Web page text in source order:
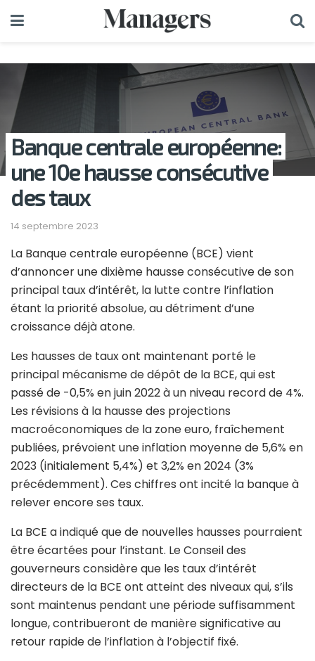
Banque centrale européenne:
une 10e hausse consécutive
des taux
14 septembre 2023
La Banque centrale européenne (BCE) vient
d’annoncer une dixième hausse consécutive de son
principal taux d’intérêt, la lutte contre l’inflation
étant la priorité absolue, au détriment d’une
croissance déjà atone.
Les hausses de taux ont maintenant porté le
principal mécanisme de dépôt de la BCE, qui est
passé de -0,5% en juin 2022 à un niveau record de 4%.
Les révisions à la hausse des projections
macroéconomiques de la zone euro, fraîchement
publiées, prévoient une inflation moyenne de 5,6% en
2023 (initialement 5,4%) et 3,2% en 2024 (3%
précédemment). Ces chiffres ont incité la banque à
relever encore ses taux.
La BCE a indiqué que de nouvelles hausses pourraient
être écartées pour l’instant. Le Conseil des
gouverneurs considère que les taux d’intérêt
directeurs de la BCE ont atteint des niveaux qui, s’ils
sont maintenus pendant une période suffisamment
longue, contribueront de manière significative au
retour rapide de l’inflation à l’objectif fixé.